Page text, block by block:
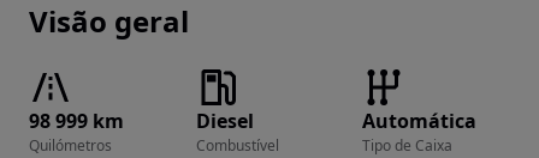
Visão geral
98 999 km
Quilómetros
Diesel
Combustível
Automática
Tipo de Caixa